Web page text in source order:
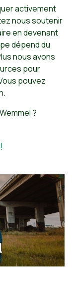
activement
nous soutenir
en devenant
dépend du
nous avons
pour
pouvez
?